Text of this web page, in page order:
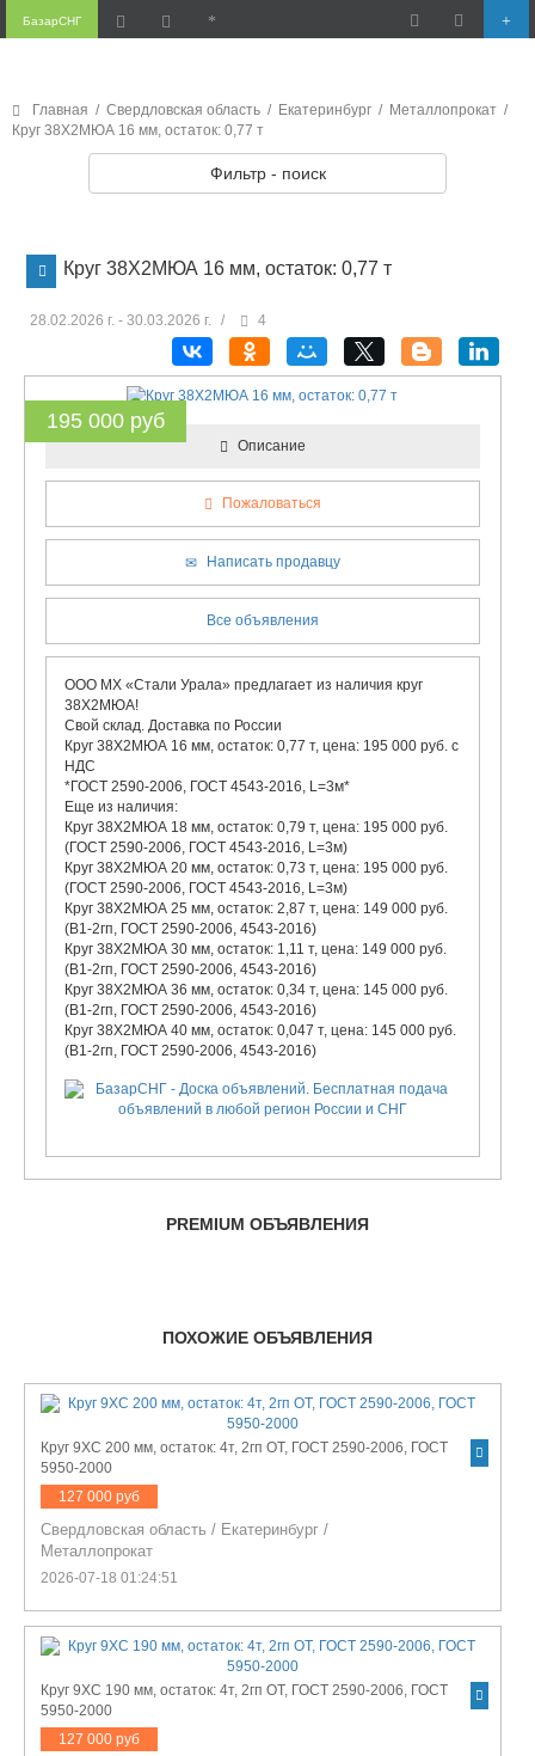
БазарСНГ
Главная / Свердловская область / Екатеринбург / Металлопрокат /
Круг 38Х2МЮА 16 мм, остаток: 0,77 т
Фильтр - поиск
Круг 38Х2МЮА 16 мм, остаток: 0,77 т
28.02.2026 г. - 30.03.2026 г. / 4
195 000 руб
Описание
Пожаловаться
Написать продавцу
Все объявления
ООО МХ «Стали Урала» предлагает из наличия круг
38Х2МЮА!
Свой склад. Доставка по России
Круг 38Х2МЮА 16 мм, остаток: 0,77 т, цена: 195 000 руб. с
НДС
*ГОСТ 2590-2006, ГОСТ 4543-2016, L=3м*
Еще из наличия:
Круг 38Х2МЮА 18 мм, остаток: 0,79 т, цена: 195 000 руб.
(ГОСТ 2590-2006, ГОСТ 4543-2016, L=3м)
Круг 38Х2МЮА 20 мм, остаток: 0,73 т, цена: 195 000 руб.
(ГОСТ 2590-2006, ГОСТ 4543-2016, L=3м)
Круг 38Х2МЮА 25 мм, остаток: 2,87 т, цена: 149 000 руб.
(В1-2гп, ГОСТ 2590-2006, 4543-2016)
Круг 38Х2МЮА 30 мм, остаток: 1,11 т, цена: 149 000 руб.
(В1-2гп, ГОСТ 2590-2006, 4543-2016)
Круг 38Х2МЮА 36 мм, остаток: 0,34 т, цена: 145 000 руб.
(В1-2гп, ГОСТ 2590-2006, 4543-2016)
Круг 38Х2МЮА 40 мм, остаток: 0,047 т, цена: 145 000 руб.
(В1-2гп, ГОСТ 2590-2006, 4543-2016)
PREMIUM ОБЪЯВЛЕНИЯ
ПОХОЖИЕ ОБЪЯВЛЕНИЯ
Круг 9ХС 200 мм, остаток: 4т, 2гп ОТ, ГОСТ 2590-2006, ГОСТ
5950-2000
127 000 руб
Свердловская область / Екатеринбург /
Металлопрокат
2026-07-18 01:24:51
Круг 9ХС 190 мм, остаток: 4т, 2гп ОТ, ГОСТ 2590-2006, ГОСТ
5950-2000
127 000 руб